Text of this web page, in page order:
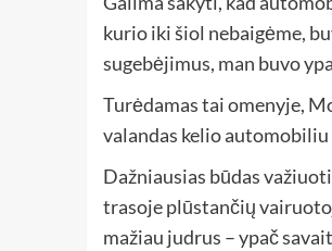
kurio iki šiol nebaigėme,
sugebėjimus, man buvo
Turėdamas tai omenyje,
valandas kelio
Dažniausias būdas
trasoje plūstančių
mažiau judrus – ypač